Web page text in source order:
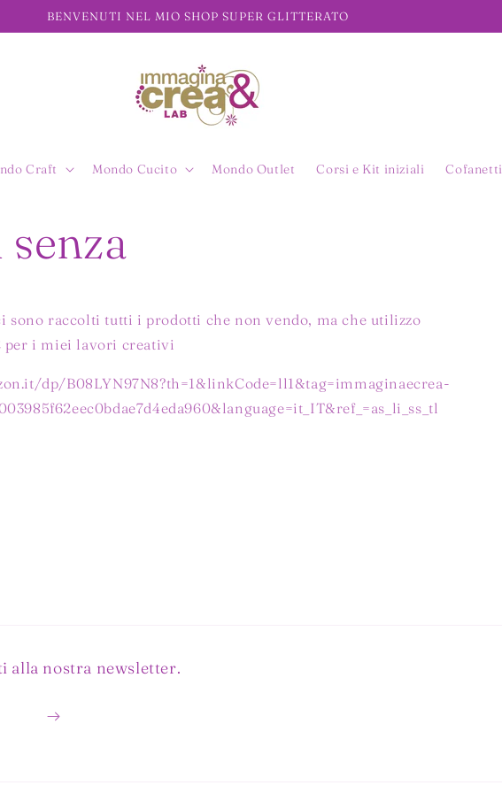
BENVENUTI NEL MIO SHOP SUPER GLITTERATO
Craft Mondo Cucito Mondo Outlet Corsi e Kit iniziali Cofanetti
sono raccolti tutti i prodotti che non vendo, ma che utilizzo
per i miei lavori creativi
dp/B08LYN97N8?th=1&linkCode=ll1&tag=immaginaecrea-
alla nostra newsletter.